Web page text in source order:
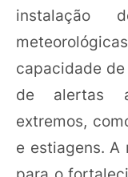
instalação
capacidade
de alertas
extremos,
e estiagens. A